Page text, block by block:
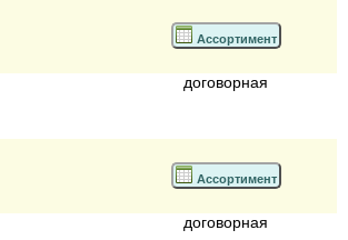
Ассортимент
договорная
Ассортимент
договорная